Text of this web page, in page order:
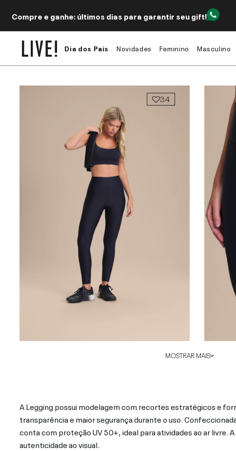
Compre e ganhe: últimos dias para garantir seu gift!
Dia dos Pais Novidades Feminino Masculino
34
MOSTRAR MAIS
A Legging possui modelagem com recortes estratégicos e
transparência e maior segurança durante o uso.
conta com proteção UV 50+, ideal para atividades ao ar livre.
autenticidade ao visual.